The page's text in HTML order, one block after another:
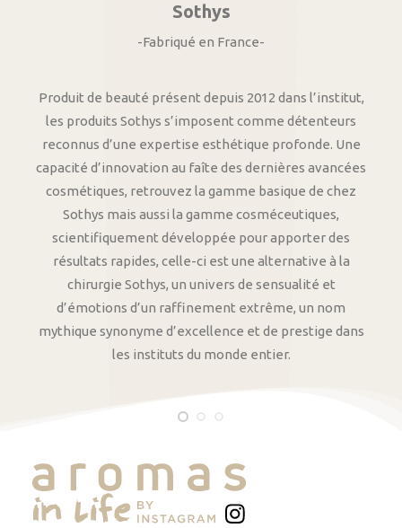
Sothys
-Fabriqué en France-
Produit de beauté présent depuis 2012 dans l’institut,
les produits Sothys s’imposent comme détenteurs
reconnus d’une expertise esthétique profonde. Une
capacité d’innovation au faîte des dernières avancées
cosmétiques, retrouvez la gamme basique de chez
Sothys mais aussi la gamme cosméceutiques,
scientifiquement développée pour apporter des
résultats rapides, celle-ci est une alternative à la
chirurgie Sothys, un univers de sensualité et
d’émotions d’un raffinement extrême, un nom
mythique synonyme d’excellence et de prestige dans
les instituts du monde entier.